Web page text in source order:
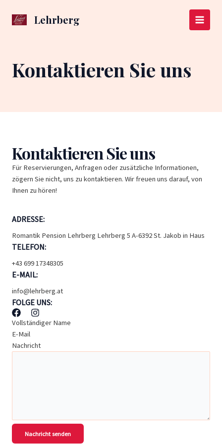
Inhalt
springen
Lehrberg
Main
Kontaktieren Sie uns
Kontaktieren Sie uns
Für Reservierungen, Anfragen oder zusätzliche Informationen,
zögern Sie nicht, uns zu kontaktieren. Wir freuen uns darauf, von
Ihnen zu hören!
ADRESSE:
Romantik Pension Lehrberg Lehrberg 5 A-6392 St. Jakob in Haus
TELEFON:
+43 699 17348305
E-MAIL:
info@lehrberg.at
FOLGE UNS:
Vollständiger Name
E-Mail
Nachricht
Nachricht senden